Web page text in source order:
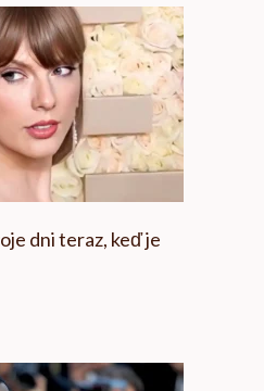
dni teraz, keď je